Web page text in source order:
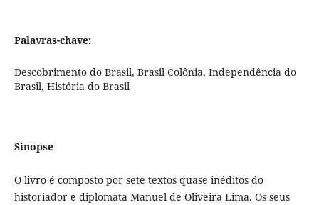
Palavras-chave:
Descobrimento do Brasil, Brasil Colônia, Independência do
Brasil, História do Brasil
Sinopse
O livro é composto por sete textos quase inéditos do
historiador e diplomata Manuel de Oliveira Lima. Os seus